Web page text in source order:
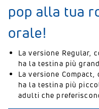
pop alla tua
orale!
La versione Regular,
ha la testina più
La versione
ha la testina più
adulti che